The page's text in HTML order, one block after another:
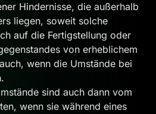
Hindernisse, die außerhalb
liegen, soweit solche
auf die Fertigstellung oder
von erheblichem
wenn die Umstände bei
sind auch dann vom
wenn sie während eines